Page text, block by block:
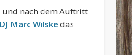
und nach dem Auftritt
DJ Marc Wilske das